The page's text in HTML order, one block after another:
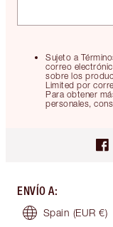
Sujeto a
correo
sobre los
Limited por
Para obtener
personales,
ENVÍO A:
Spain (EUR €)